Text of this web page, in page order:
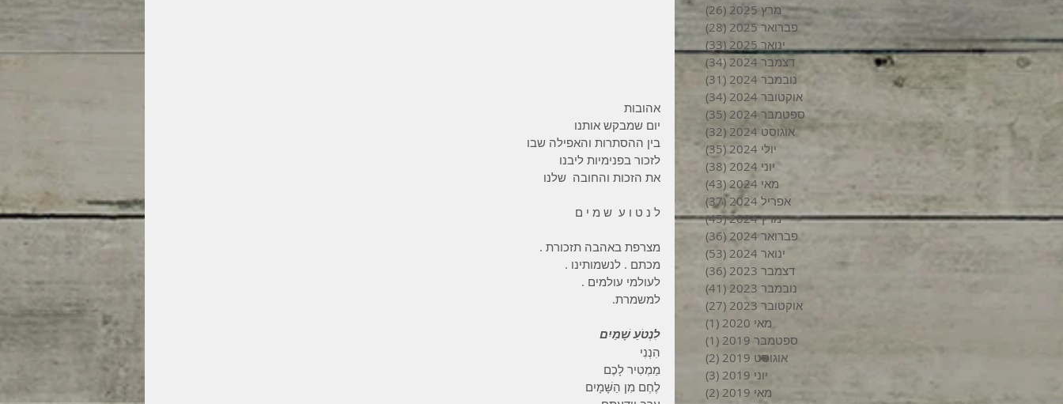
אהובות
יום שמבקש אותנו
בין ההסתרות והאפילה שבו
לזכור בפנימיות ליבנו
את הזכות והחובה  שלנו
ל נ ט ו ע  ש מ י ם
מצרפת באהבה תזכורת .
מכתם . לנשמותינו .
לעולמי עולמים .
למשמרת.
לִנְטֹעַ שָׁמַיִם
הִנְנִי
מַמְטִיר לָכֶם
לֶחֶם מִן הַשָּׁמָיִם
מרץ 2025 (26)
26 פוסטים
פברואר 2025
(28)
ינואר 2025
(33)
דצמבר 2024
(34)
נובמבר 2024
(31)
אוקטובר 2024
(34)
ספטמבר 2024
(35)
אוגוסט 2024
(32)
יולי 2024
(35)
35 פוסטים
יוני 2024
(38)
מאי 2024
(43)
אפריל 2024
(37)
מרץ 2024
(45)
45 פוסטים
פברואר 2024
(36)
ינואר 2024
(53)
דצמבר 2023
(36)
נובמבר 2023
(41)
אוקטובר 2023
(27)
מאי 2020
(1)
ספטמבר 2019
(1)
אוגוסט 2019
(2)
יוני 2019
(3)
מאי 2019
(2)